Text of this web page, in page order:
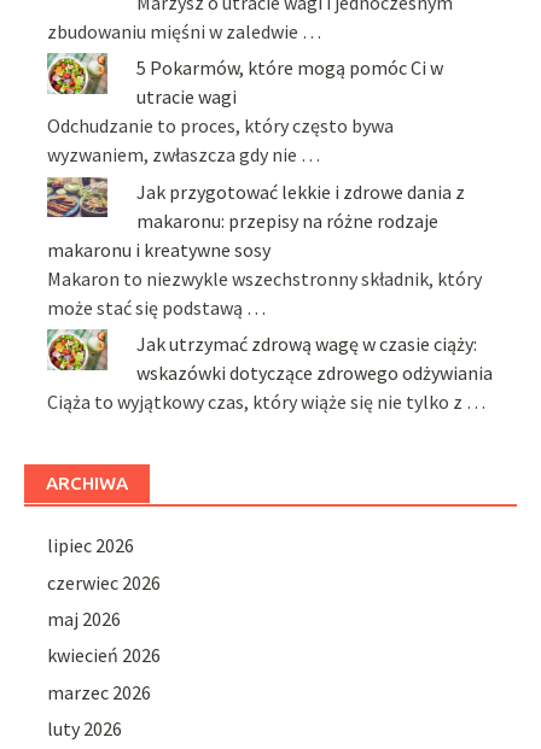
zbudowaniu mięśni w zaledwie …
5 Pokarmów, które mogą pomóc Ci w
utracie wagi
Odchudzanie to proces, który często bywa
wyzwaniem, zwłaszcza gdy nie …
Jak przygotować lekkie i zdrowe dania z
makaronu: przepisy na różne rodzaje
makaronu i kreatywne sosy
Makaron to niezwykle wszechstronny składnik, który
może stać się podstawą …
Jak utrzymać zdrową wagę w czasie ciąży:
wskazówki dotyczące zdrowego odżywiania
Ciąża to wyjątkowy czas, który wiąże się nie tylko z …
ARCHIWA
lipiec 2026
czerwiec 2026
maj 2026
kwiecień 2026
marzec 2026
luty 2026